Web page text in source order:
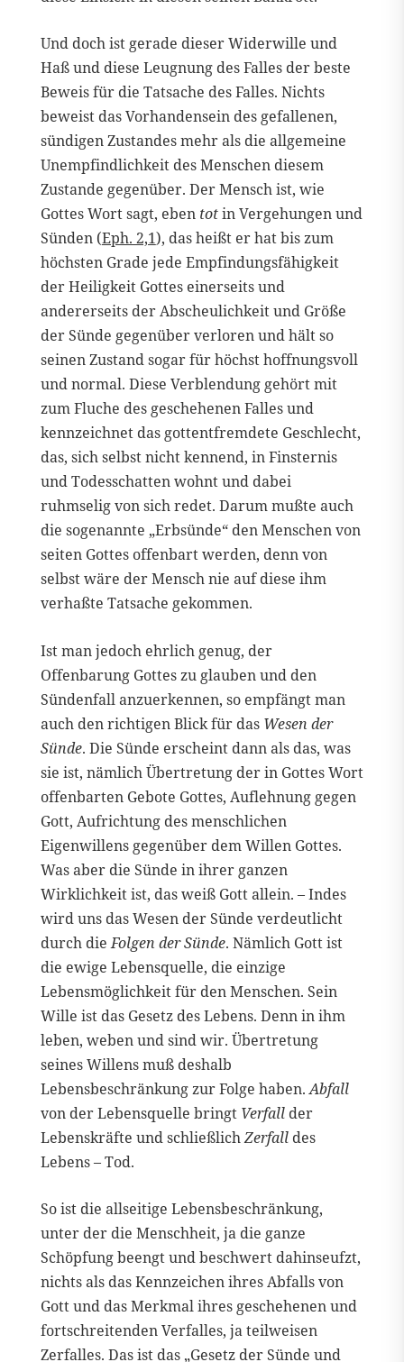
Und doch ist gerade dieser Widerwille und
Haß und diese Leugnung des Falles der beste
Beweis für die Tatsache des Falles. Nichts
beweist das Vorhandensein des gefallenen,
sündigen Zustandes mehr als die allgemeine
Unempfindlichkeit des Menschen diesem
Zustande gegenüber. Der Mensch ist, wie
Gottes Wort sagt, eben totin Vergehungen und
Sünden (Eph. 2,1), das heißt er hat bis zum
höchsten Grade jede Empfindungsfähigkeit
der Heiligkeit Gottes einerseits und
andererseits der Abscheulichkeit und Größe
der Sünde gegenüber verloren und hält so
seinen Zustand sogar für höchst hoffnungsvoll
und normal. Diese Verblendung gehört mit
zum Fluche des geschehenen Falles und
kennzeichnet das gottentfremdete Geschlecht,
das, sich selbst nicht kennend, in Finsternis
und Todesschatten wohnt und dabei
ruhmselig von sich redet. Darum mußte auch
die sogenannte „Erbsünde“ den Menschen von
seiten Gottes offenbart werden, denn von
selbst wäre der Mensch nie auf diese ihm
verhaßte Tatsache gekommen.
Ist man jedoch ehrlich genug, der
Offenbarung Gottes zu glauben und den
Sündenfall anzuerkennen, so empfängt man
auch den richtigen Blick für das Wesen der
Sünde. Die Sünde erscheint dann als das, was
sie ist, nämlich Übertretung der in Gottes Wort
offenbarten Gebote Gottes, Auflehnung gegen
Gott, Aufrichtung des menschlichen
Eigenwillens gegenüber dem Willen Gottes.
Was aber die Sünde in ihrer ganzen
Wirklichkeit ist, das weiß Gott allein. – Indes
wird uns das Wesen der Sünde verdeutlicht
durch dieFolgen der Sünde. Nämlich Gott ist
die ewige Lebensquelle, die einzige
Lebensmöglichkeit für den Menschen. Sein
Wille ist das Gesetz des Lebens. Denn in ihm
leben, weben und sind wir. Übertretung
seines Willens muß deshalb
Lebensbeschränkung zur Folge haben.Abfall
von der Lebensquelle bringt Verfallder
Lebenskräfte und schließlichZerfall des
Lebens – Tod.
So ist die allseitige Lebensbeschränkung,
unter der die Menschheit, ja die ganze
Schöpfung beengt und beschwert dahinseufzt,
nichts als das Kennzeichen ihres Abfalls von
Gott und das Merkmal ihres geschehenen und
fortschreitenden Verfalles, ja teilweisen
Zerfalles. Das ist das „Gesetz der Sünde und